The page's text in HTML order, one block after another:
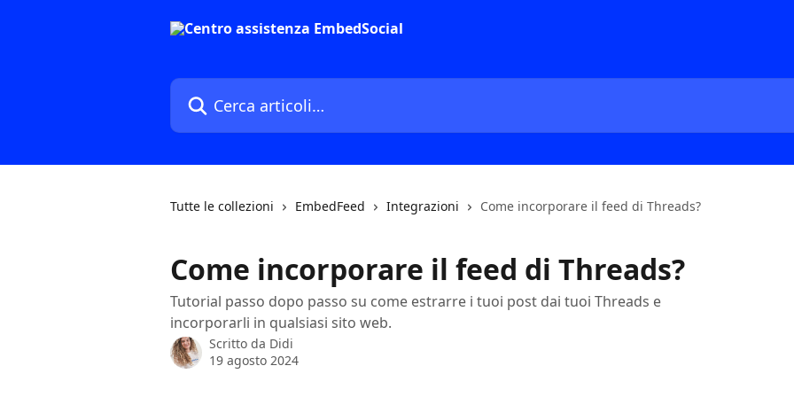
Cerca articoli…
Tutte le collezioni EmbedFeed Integrazioni Come incorporare il feed di Threads?
Come incorporare il feed di Threads?
Tutorial passo dopo passo su come estrarre i tuoi post dai tuoi Threads e
incorporarli in qualsiasi sito web.
Scritto da Didi
19 agosto 2024